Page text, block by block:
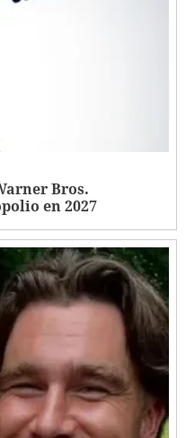
Bros.
en 2027